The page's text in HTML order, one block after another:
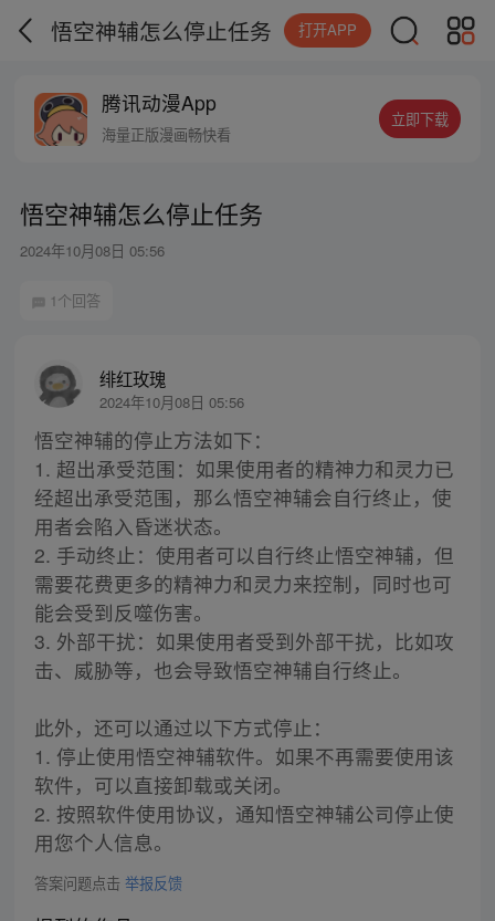
悟空神辅怎么停止任务 打开APP
腾讯动漫App
海量正版漫画畅快看
立即下载
悟空神辅怎么停止任务
2024年10月08日 05:56
1个回答
绯红玫瑰
2024年10月08日 05:56
悟空神辅的停止方法如下：
1. 超出承受范围：如果使用者的精神力和灵力已
经超出承受范围，那么悟空神辅会自行终止，使
用者会陷入昏迷状态。
2. 手动终止：使用者可以自行终止悟空神辅，但
需要花费更多的精神力和灵力来控制，同时也可
能会受到反噬伤害。
3. 外部干扰：如果使用者受到外部干扰，比如攻
击、威胁等，也会导致悟空神辅自行终止。
此外，还可以通过以下方式停止：
1. 停止使用悟空神辅软件。如果不再需要使用该
软件，可以直接卸载或关闭。
2. 按照软件使用协议，通知悟空神辅公司停止使
用您个人信息。
答案问题点击 举报反馈